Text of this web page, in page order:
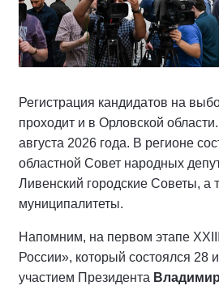
Регистрация кандидатов на
проходит и в Орловской
августа 2026 года. В регионе
областной Совет народных
Ливенский городские Советы, а
муниципалитеты.
Напомним, на первом этапе
России», который состоялся 28
участием Президента